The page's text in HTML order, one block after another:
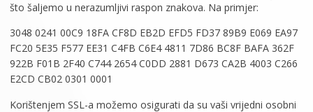
što šaljemo u nerazumljivi raspon znakova. Na primjer:
3048 0241 00C9 18FA CF8D EB2D EFD5 FD37 89B9 E069 EA97
FC20 5E35 F577 EE31 C4FB C6E4 4811 7D86 BC8F BAFA 362F
922B F01B 2F40 C744 2654 C0DD 2881 D673 CA2B 4003 C266
E2CD CB02 0301 0001
Korištenjem SSL-a možemo osigurati da su vaši vrijedni osobni